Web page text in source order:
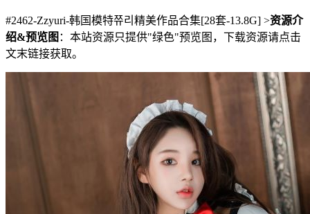
#2462-Zzyuri-韩国模特쮸리精美作品合集[28套-13.8G] >资源介
绍&预览图 ：本站资源只提供"绿色"预览图，下载资源请点击
文末链接获取。